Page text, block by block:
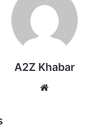
A2Z Khabar